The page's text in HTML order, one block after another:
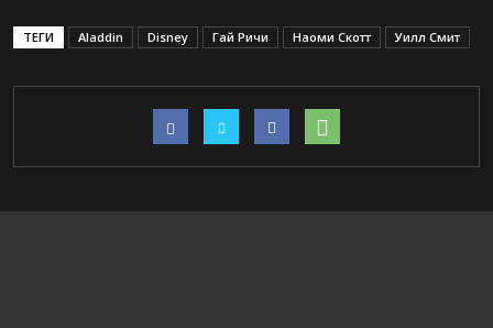
ТЕГИ Aladdin Disney Гай Ричи Наоми Скотт Уилл Смит